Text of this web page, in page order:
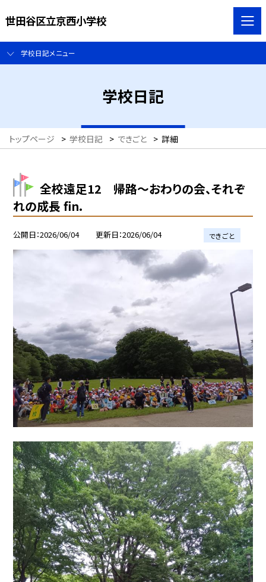
世田谷区立京西小学校
学校日記メニュー
学校日記
トップページ > 学校日記 > できごと > 詳細
全校遠足12 帰路～おわりの会、それぞ
れの成長 fin.
公開日 2026/06/04 更新日 2026/06/04 できごと